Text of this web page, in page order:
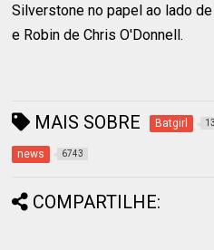
Silverstone no papel ao lado
e Robin de Chris O'Donnell.
MAIS SOBRE Batgirl 13
news 6743
COMPARTILHE: